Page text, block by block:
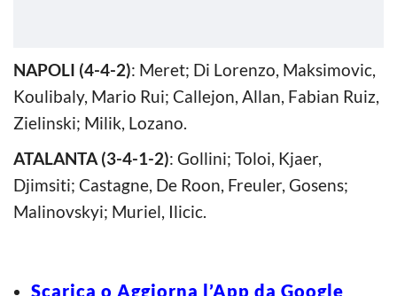
NAPOLI (4-4-2): Meret; Di Lorenzo, Maksimovic,
Koulibaly, Mario Rui; Callejon, Allan, Fabian Ruiz,
Zielinski; Milik, Lozano.
ATALANTA (3-4-1-2): Gollini; Toloi, Kjaer,
Djimsiti; Castagne, De Roon, Freuler, Gosens;
Malinovskyi; Muriel, Ilicic.
Scarica o Aggiorna l’App da Google